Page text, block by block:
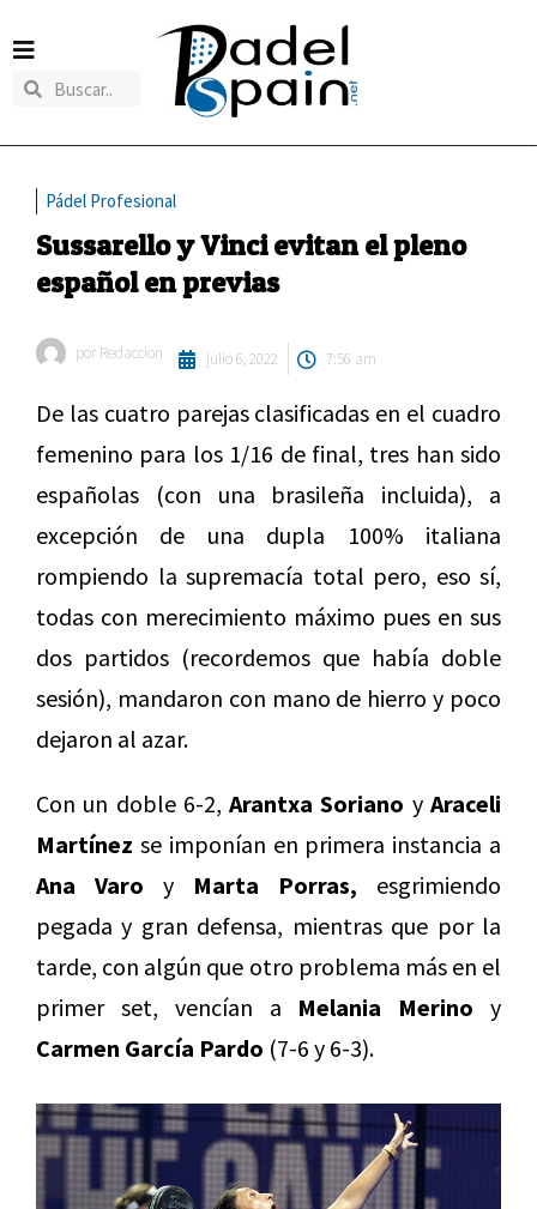
Pádel Profesional
Sussarello y Vinci evitan el pleno
español en previas
por Redaccion julio 6, 2022 7:56 am
De las cuatro parejas clasificadas en el cuadro
femenino para los 1/16 de final, tres han sido
españolas (con una brasileña incluida), a
excepción de una dupla 100% italiana
rompiendo la supremacía total pero, eso sí,
todas con merecimiento máximo pues en sus
dos partidos (recordemos que había doble
sesión), mandaron con mano de hierro y poco
dejaron al azar.
Con un doble 6-2,Arantxa Soriano yAraceli
Martínez se imponían en primera instancia a
Ana Varo y Marta Porras, esgrimiendo
pegada y gran defensa, mientras que por la
tarde, con algún que otro problema más en el
primer set, vencían a Melania Merino y
Carmen García Pardo (7-6 y 6-3).